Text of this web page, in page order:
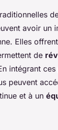
avoir un
Elles
de
intégrant
peuvent
et à un